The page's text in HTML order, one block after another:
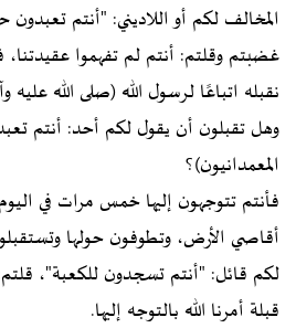
المخالف لكم أو اللاديني: "أنتم تعبدون
غضبتم وقلتم: أنتم لم تفهموا عقيدتنا،
نقبله اتباعًا لرسول الله (صلى الله عليه
وهل تقبلون أن يقول لكم أحد: أنتم
المعمدانيون)؟
فأنتم تتوجهون إليها خمس مرات في
أقاصي الأرض، وتطوفون حولها
لكم قائل: "أنتم تسجدون للكعبة"،
قبلة أمرنا الله بالتوجه إليها.